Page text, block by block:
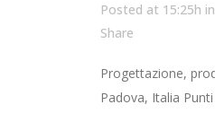
Posted at 15:25h in
Share
Progettazione,
Padova, Italia